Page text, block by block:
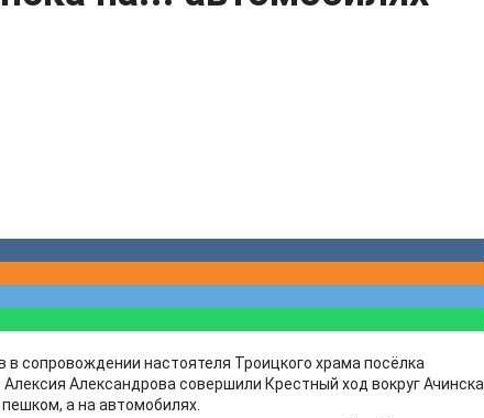
в сопровождении настоятеля Троицкого храма посёлка
Александрова совершили Крестный ход вокруг Ачинска.
а на автомобилях.